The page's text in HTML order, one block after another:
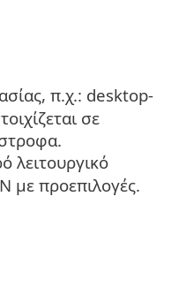
π.χ.: desktop-
σε
λειτουργικό
με προεπιλογές.